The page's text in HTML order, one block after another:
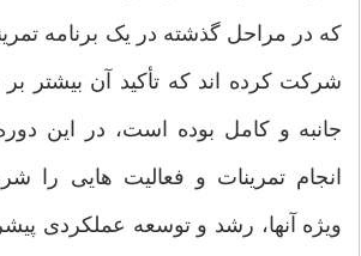
که در مراحل گذشته در یک برنامه
شرکت کرده اند که تأکید آن بیشتر
جانبه و کامل بوده است، در این
انجام تمرینات و فعالیت هایی را
ویژه آنها، رشد و توسعه عملکردی